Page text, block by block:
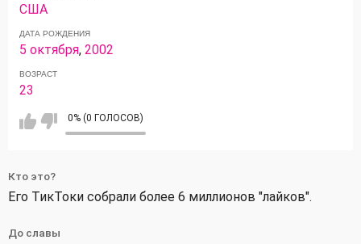
США
ДАТА РОЖДЕНИЯ
5 октября,2002
ВОЗРАСТ
23
0% (0 ГОЛОСОВ)
Кто это?
Его ТикТоки собрали более 6 миллионов "лайков".
До славы